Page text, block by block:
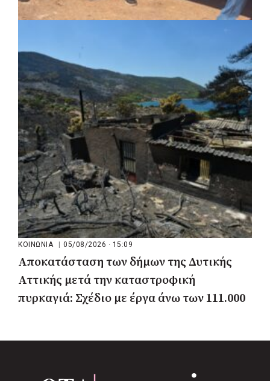
ΣΠΑΠ: Νέα οχήματα πυροπροστασίας σε
Γαλάτσι, Μαρούσι και Λυκόβρυση –
Πεύκη
ΚΟΙΝΩΝΙΑ | 05/08/2026 · 15:09
Αποκατάσταση των δήμων της Δυτικής
Αττικής μετά την καταστροφική
πυρκαγιά: Σχέδιο με έργα άνω των 111.000